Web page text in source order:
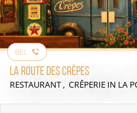
BEL
La Route des Crêpes
RESTAURANT , CRÊPERIE IN LA